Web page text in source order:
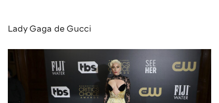
Lady Gaga de Gucci